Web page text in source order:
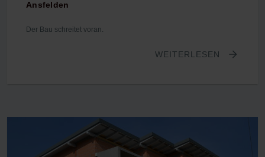
Ansfelden
Der Bau schreitet voran.
WEITERLESEN